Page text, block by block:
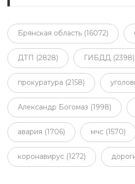
Брянская область (16072)
ДТП (2828) ГИБДД (2398)
прокуратура (2158)
Александр Богомаз (1998)
авария (1706) мчс (1570)
коронавирус (1272)